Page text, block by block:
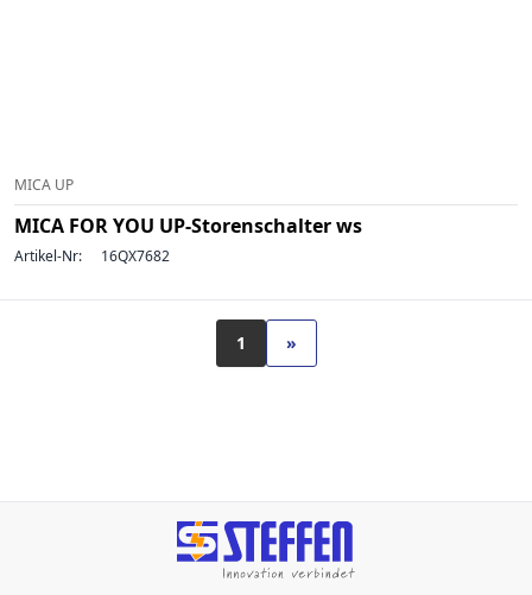
MICA UP
MICA FOR YOU UP-Storenschalter ws
Artikel-Nr: 16QX7682
1 »